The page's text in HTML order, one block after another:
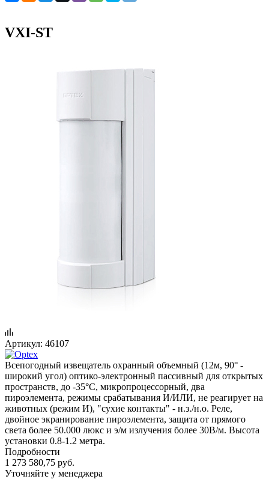
VXI-ST
Артикул: 46107
Всепогодный извещатель охранный объемный (12м, 90° -
широкий угол) оптико-электронный пассивный для открытых
пространств, до -35°С, микропроцессорный, два
пироэлемента, режимы срабатывания И/ИЛИ, не реагирует на
животных (режим И), "сухие контакты" - н.з./н.о. Реле,
двойное экранирование пироэлемента, защита от прямого
света более 50.000 люкс и э/м излучения более 30В/м. Высота
установки 0.8-1.2 метра.
Подробности
1 273 580,75 руб.
Уточняйте у менеджера